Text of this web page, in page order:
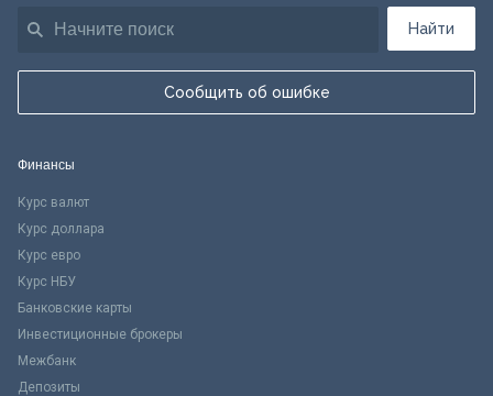
Найти
Сообщить об ошибке
Финансы
Курс валют
Курс доллара
Курс евро
Курс НБУ
Банковские карты
Инвестиционные брокеры
Межбанк
Депозиты